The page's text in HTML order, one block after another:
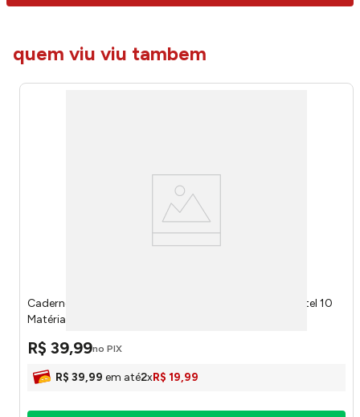
quem viu viu tambem
Caderno Universitário Espiral Capa Dura Stilo Azul Pastel 10
Matérias 160 Folhas 6883377 - Jandaia
R$ 39,99no PIX
R$ 39,99 em até2xR$ 19,99